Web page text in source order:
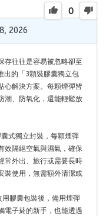
0
2026
存往往是容易被忽略卻至
出的「3顆裝膠囊獨立包
心解決方案。每顆煙彈皆
潮、防氧化，還能輕鬆放
式獨立封裝，每顆煙彈
效隔絕空氣與濕氣，確保
常外出、旅行或需要長時
裝使用，無需額外清潔或
膠囊包裝後，備用煙彈
電子菸的新手，也能透過